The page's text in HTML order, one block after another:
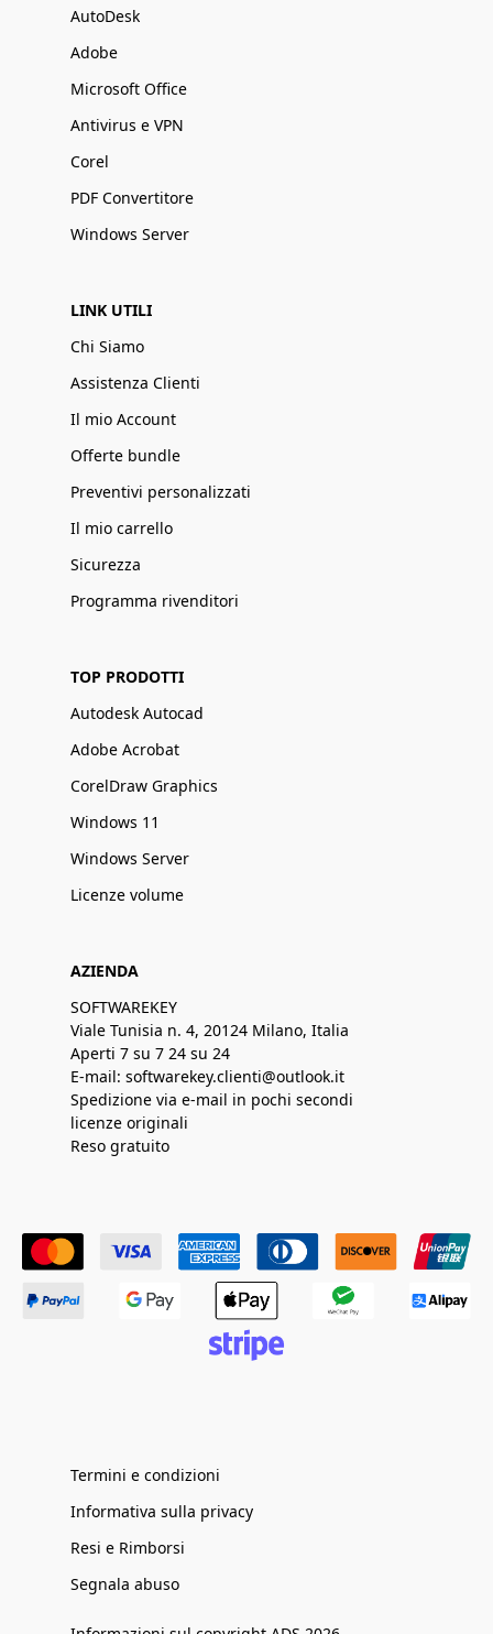
AutoDesk
Adobe
Microsoft Office
Antivirus e VPN
Corel
PDF Convertitore
Windows Server
LINK UTILI
Chi Siamo
Assistenza Clienti
Il mio Account
Offerte bundle
Preventivi personalizzati
Il mio carrello
Sicurezza
Programma rivenditori
TOP PRODOTTI
Autodesk Autocad
Adobe Acrobat
CorelDraw Graphics
Windows 11
Windows Server
Licenze volume
AZIENDA
SOFTWAREKEY
Viale Tunisia n. 4, 20124 Milano, Italia
Aperti 7 su 7 24 su 24
E-mail: softwarekey.clienti@outlook.it
Spedizione via e-mail in pochi secondi
licenze originali
Reso gratuito
Termini e condizioni
Informativa sulla privacy
Resi e Rimborsi
Segnala abuso